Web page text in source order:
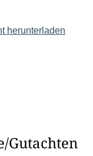
herunterladen
Gutachten